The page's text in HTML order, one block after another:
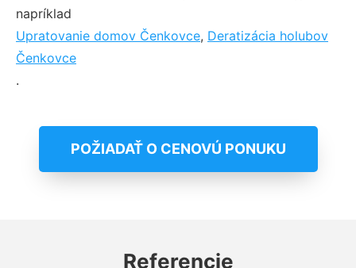
napríklad
Upratovanie domov Čenkovce, Deratizácia holubov
Čenkovce
.
POŽIADAŤ O CENOVÚ PONUKU
Referencie